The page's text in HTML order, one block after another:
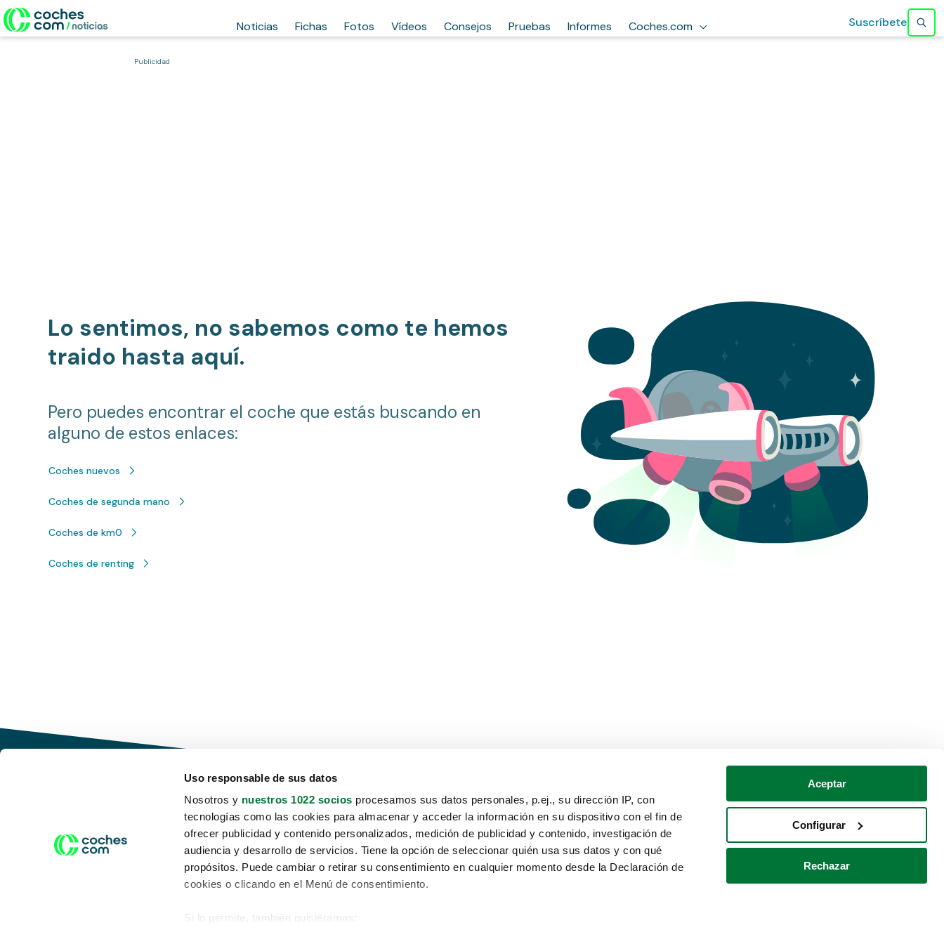
Uso responsable de sus datos
Nosotros y nuestros 1022 socios procesamos sus datos personales, p.ej., su dirección IP, con
tecnologías como las cookies para almacenar y acceder la información en su dispositivo con el fin de
ofrecer publicidad y contenido personalizados, medición de publicidad y contenido, investigación de
audiencia y desarrollo de servicios. Tiene la opción de seleccionar quién usa sus datos y con qué
propósitos. Puede cambiar o retirar su consentimiento en cualquier momento desde la Declaración de
cookies o clicando en el Menú de consentimiento.
Si lo permite, también quisiéramos:
Aceptar
Configurar
Rechazar
Noticias Fichas Fotos Vídeos Consejos Pruebas Informes Coches.com Suscríbete
Publicidad
Lo sentimos, no sabemos como te hemos
traido hasta aquí.
Pero puedes encontrar el coche que estás buscando en
alguno de estos enlaces:
Coches nuevos
Coches de segunda mano
Coches de km0
Coches de renting
Conduce tu futuro,
desata tu movilidad